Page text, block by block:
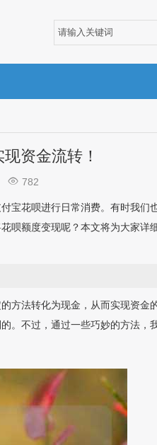
资金流转！
 782
宝花呗进行日常消费。有时我们
呗额度变现呢？本文将为大家详
方法转化为现金，从而实现资金
。不过，通过一些巧妙的方法，